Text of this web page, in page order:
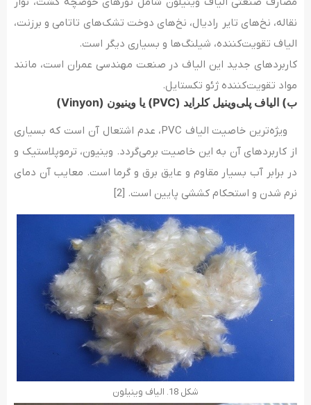
نقاله، نخ‌های تایر رادیال، نخ‌های دوخت تشک‌های تاتامی و برزنت،
الیاف تقویت‌کننده، شیلنگ‌ها و بسیاری دیگر است.
کاربردهای جدید این الیاف در صنعت مهندسی عمران است، مانند
مواد تقویت‌کننده ژئو تکستایل.
ب) الیاف پلی‌وینیل کلراید (PVC) یا وینیون (Vinyon)
ویژه‌ترین خاصیت الیاف PVC، عدم اشتعال آن است که بسیاری
از کاربردهای آن به این خاصیت برمی‌گردد. وینیون، ترموپلاستیک و
در برابر آب بسیار مقاوم و عایق برق و گرما است. معایب آن دمای
نرم شدن و استحکام کششی پایین است. [2]
شکل 18. الیاف وینیلون